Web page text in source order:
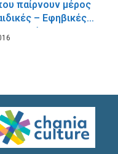
παίρνουν μέρος
– Εφηβικές
Χανίων.